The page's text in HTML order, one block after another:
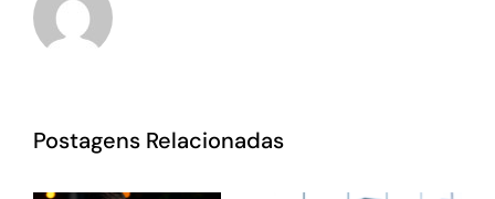
Postagens Relacionadas